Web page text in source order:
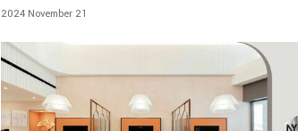
造專屬的浪漫氛圍
2024 November 21